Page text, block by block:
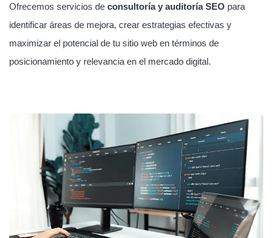
Ofrecemos servicios de consultoría y auditoría SEO para
identificar áreas de mejora, crear estrategias efectivas y
maximizar el potencial de tu sitio web en términos de
posicionamiento y relevancia en el mercado digital.